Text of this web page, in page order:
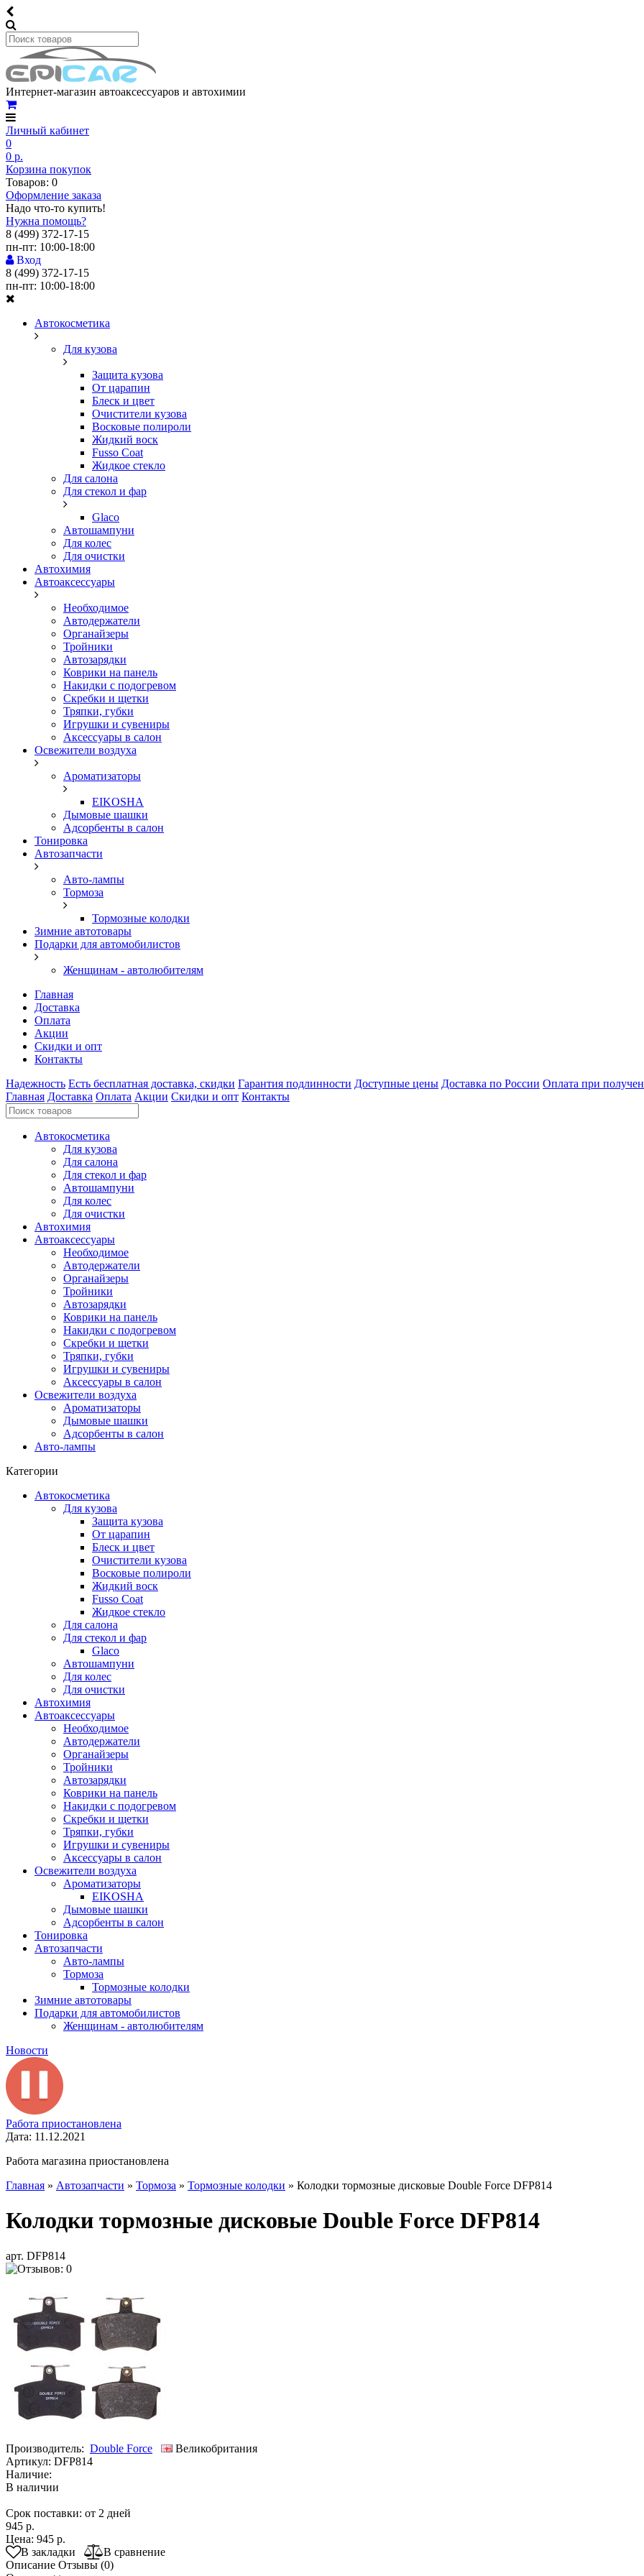
Интернет-магазин автоаксессуаров и автохимии
Личный кабинет
0
0 р.
Корзина покупок
Товаров: 0
Оформление заказа
Надо что-то купить!
Нужна помощь?
8 (499) 372-17-15
пн-пт: 10:00-18:00
Вход
8 (499) 372-17-15
пн-пт: 10:00-18:00
Автокосметика
Для кузова
Защита кузова
От царапин
Блеск и цвет
Очистители кузова
Восковые полироли
Жидкий воск
Fusso Coat
Жидкое стекло
Для салона
Для стекол и фар
Glaco
Автошампуни
Для колес
Для очистки
Автохимия
Автоаксессуары
Необходимое
Автодержатели
Органайзеры
Тройники
Автозарядки
Коврики на панель
Накидки с подогревом
Скребки и щетки
Тряпки, губки
Игрушки и сувениры
Аксессуары в салон
Освежители воздуха
Ароматизаторы
EIKOSHA
Дымовые шашки
Адсорбенты в салон
Тонировка
Автозапчасти
Авто-лампы
Тормоза
Тормозные колодки
Зимние автотовары
Подарки для автомобилистов
Женщинам - автолюбителям
Главная
Доставка
Оплата
Акции
Скидки и опт
Контакты
Надежность Есть бесплатная доставка, скидки Гарантия подлинности Доступные цены Доставка по России Оплата при
Главная Доставка Оплата Акции Скидки и опт Контакты
Автокосметика
Для кузова
Для салона
Для стекол и фар
Автошампуни
Для колес
Для очистки
Автохимия
Автоаксессуары
Необходимое
Автодержатели
Органайзеры
Тройники
Автозарядки
Коврики на панель
Накидки с подогревом
Скребки и щетки
Тряпки, губки
Игрушки и сувениры
Аксессуары в салон
Освежители воздуха
Ароматизаторы
Дымовые шашки
Адсорбенты в салон
Авто-лампы
Категории
Автокосметика
Для кузова
Защита кузова
От царапин
Блеск и цвет
Очистители кузова
Восковые полироли
Жидкий воск
Fusso Coat
Жидкое стекло
Для салона
Для стекол и фар
Glaco
Автошампуни
Для колес
Для очистки
Автохимия
Автоаксессуары
Необходимое
Автодержатели
Органайзеры
Тройники
Автозарядки
Коврики на панель
Накидки с подогревом
Скребки и щетки
Тряпки, губки
Игрушки и сувениры
Аксессуары в салон
Освежители воздуха
Ароматизаторы
EIKOSHA
Дымовые шашки
Адсорбенты в салон
Тонировка
Автозапчасти
Авто-лампы
Тормоза
Тормозные колодки
Зимние автотовары
Подарки для автомобилистов
Женщинам - автолюбителям
Новости
Работа приостановлена
Дата: 11.12.2021
Работа магазина приостановлена
Главная » Автозапчасти » Тормоза » Тормозные колодки » Колодки тормозные дисковые Double Force DFP814
Колодки тормозные дисковые Double Force DFP814
арт. DFP814
Производитель: Double Force
Великобритания
Артикул: DFP814
Наличие:
В наличии
Срок поставки: от 2 дней
945 р.
Цена: 945 р.
В закладки
В сравнение
Описание Отзывы (0)